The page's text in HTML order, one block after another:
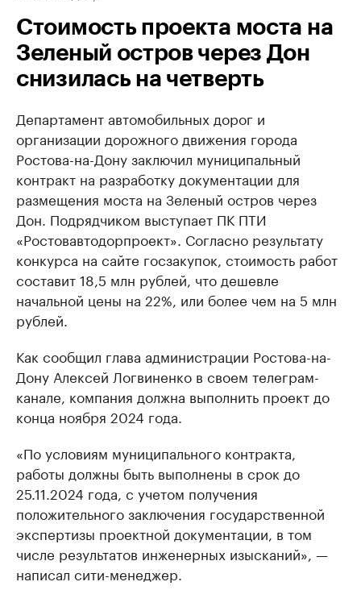
Стоимость проекта моста на
Зеленый остров через Дон
снизилась на четверть
Департамент автомобильных дорог и
организации дорожного движения города
Ростова-на-Дону заключил муниципальный
контракт на разработку документации для
размещения моста на Зеленый остров через
Дон. Подрядчиком выступает ПК ПТИ
«Ростовавтодорпроект». Согласно результату
конкурса на сайте госзакупок, стоимость работ
составит 18,5 млн рублей, что дешевле
начальной цены на 22%, или более чем на 5 млн
рублей.
Как сообщил глава администрации Ростова-на-
Дону Алексей Логвиненко в своем телеграм-
канале, компания должна выполнить проект до
конца ноября 2024 года.
«По условиям муниципального контракта,
работы должны быть выполнены в срок до
25.11.2024 года, с учетом получения
положительного заключения государственной
экспертизы проектной документации, в том
числе результатов инженерных изысканий», —
написал сити-менеджер.